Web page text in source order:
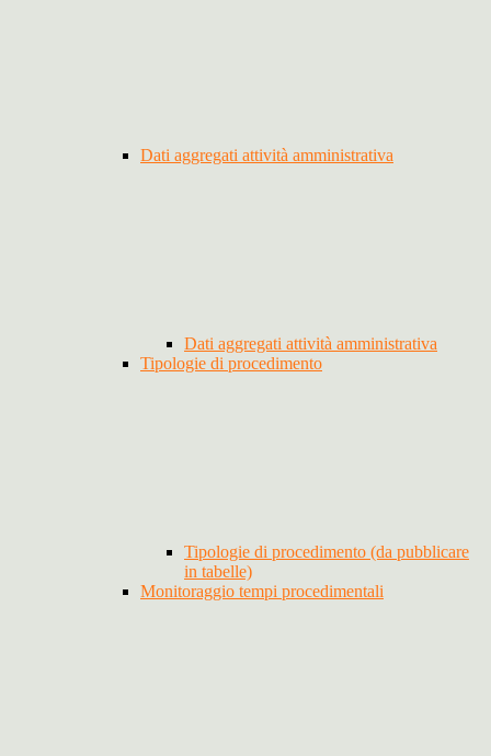
Dati aggregati attività amministrativa
Dati aggregati attività amministrativa
Tipologie di procedimento
Tipologie di procedimento (da pubblicare
in tabelle)
Monitoraggio tempi procedimentali